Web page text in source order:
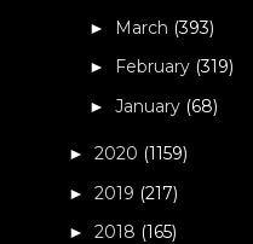
► March (393)
► February (319)
►January (68)
►2020 (1159)
►2019 (217)
►2018 (165)